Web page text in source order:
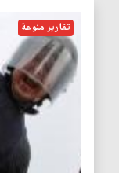
تقارير منوعة